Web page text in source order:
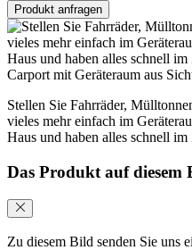
Produkt anfragen
Carport mit Geräteraum aus
Stellen Sie Fahrräder,
vieles mehr einfach im
Haus und haben alles schnell
Das Produkt auf diesem
Zu diesem Bild senden Sie uns